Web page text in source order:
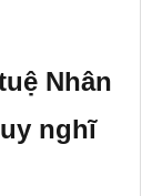
Nhân
nghĩ